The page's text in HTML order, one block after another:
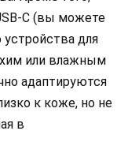
C (вы можете
для
или влажным
адаптируются
к коже, но не
в